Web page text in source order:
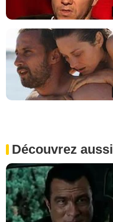
Découvrez aussi